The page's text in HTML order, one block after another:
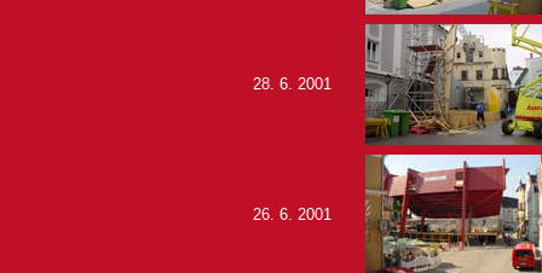
28. 6. 2001
26. 6. 2001